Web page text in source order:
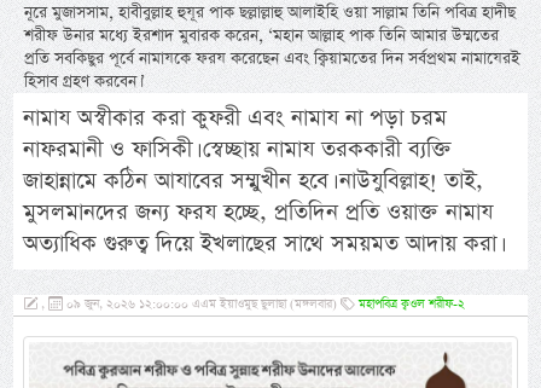
নূরে মুজাসসাম, হাবীবুল্লাহ হুযূর পাক ছল্লাল্লাহু আলাইহি ওয়া সাল্লাম তিনি পবিত্র হাদীছ
শরীফ উনার মধ্যে ইরশাদ মুবারক করেন, ‘মহান আল্লাহ পাক তিনি আমার উম্মতের
প্রতি সবকিছুর পূর্বে নামাযকে ফরয করেছেন এবং ক্বিয়ামতের দিন সর্বপ্রথম নামাযেরই
হিসাব গ্রহণ করবেন।’
নামায অস্বীকার করা কুফরী এবং নামায না পড়া চরম
নাফরমানী ও ফাসিকী। স্বেচ্ছায় নামায তরককারী ব্যক্তি
জাহান্নামে কঠিন আযাবের সম্মুখীন হবে। নাউযুবিল্লাহ! তাই,
মুসলমানদের জন্য ফরয হচ্ছে, প্রতিদিন প্রতি ওয়াক্ত নামায
অত্যাধিক গুরুত্ব দিয়ে ইখলাছের সাথে সময়মত আদায় করা।
, ০৯ জুন, ২০২৬ ১২:০০:০০ এএম ইয়াওমুছ ছুলাছা (মঙ্গলবার) মহাপবিত্র ক্বওল শরীফ-২